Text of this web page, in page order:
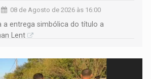
08 de Agosto de 2026 às 16:00
a entrega simbólica do título a
Lent